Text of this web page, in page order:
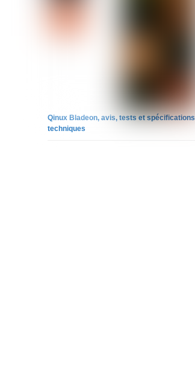
Qinux Bladeon, avis, tests et spécifications
techniques